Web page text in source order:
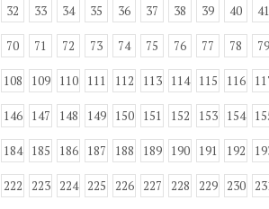
32 33 34 35 36 37 38 39 40 41
70 71 72 73 74 75 76 77 78 79
108 109 110 111 112 113 114 115 116
146 147 148 149 150 151 152 153 154
184 185 186 187 188 189 190 191 192
222 223 224 225 226 227 228 229 230